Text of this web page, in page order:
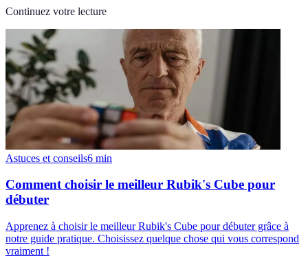
Continuez votre lecture
Astuces et conseils6 min
Comment choisir le meilleur Rubik's Cube pour
débuter
Apprenez à choisir le meilleur Rubik's Cube pour débuter grâce à
notre guide pratique. Choisissez quelque chose qui vous correspond
vraiment !